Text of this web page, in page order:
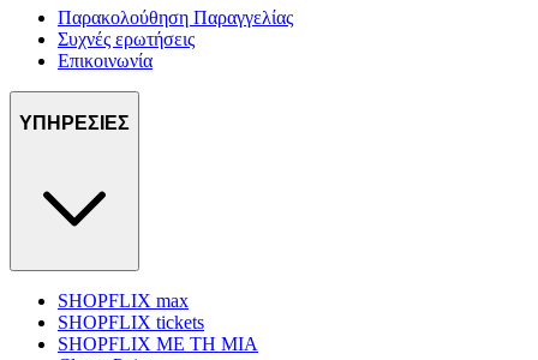
Παρακολούθηση Παραγγελίας
Συχνές ερωτήσεις
Επικοινωνία
ΥΠΗΡΕΣΙΕΣ
SHOPFLIX max
SHOPFLIX tickets
SHOPFLIX ΜΕ ΤΗ ΜΙΑ